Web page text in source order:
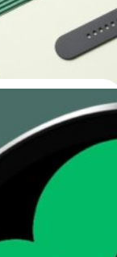
น้าปัดกระจก
วอตช์ในปีนี้ โดยมี
พรีเมียมมากขึ้น
หรับแผงหน้าปัด